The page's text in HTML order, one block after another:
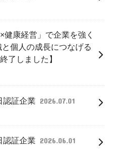
健康経営」で企業を強く
個人の成長につなげる
了しました】
認証企業 2026.07.01
認証企業 2026.06.01